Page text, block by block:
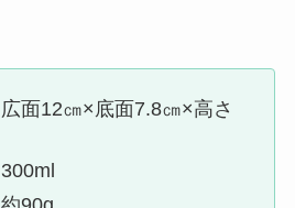
広面12㎝×底面7.8㎝×高さ
300ml